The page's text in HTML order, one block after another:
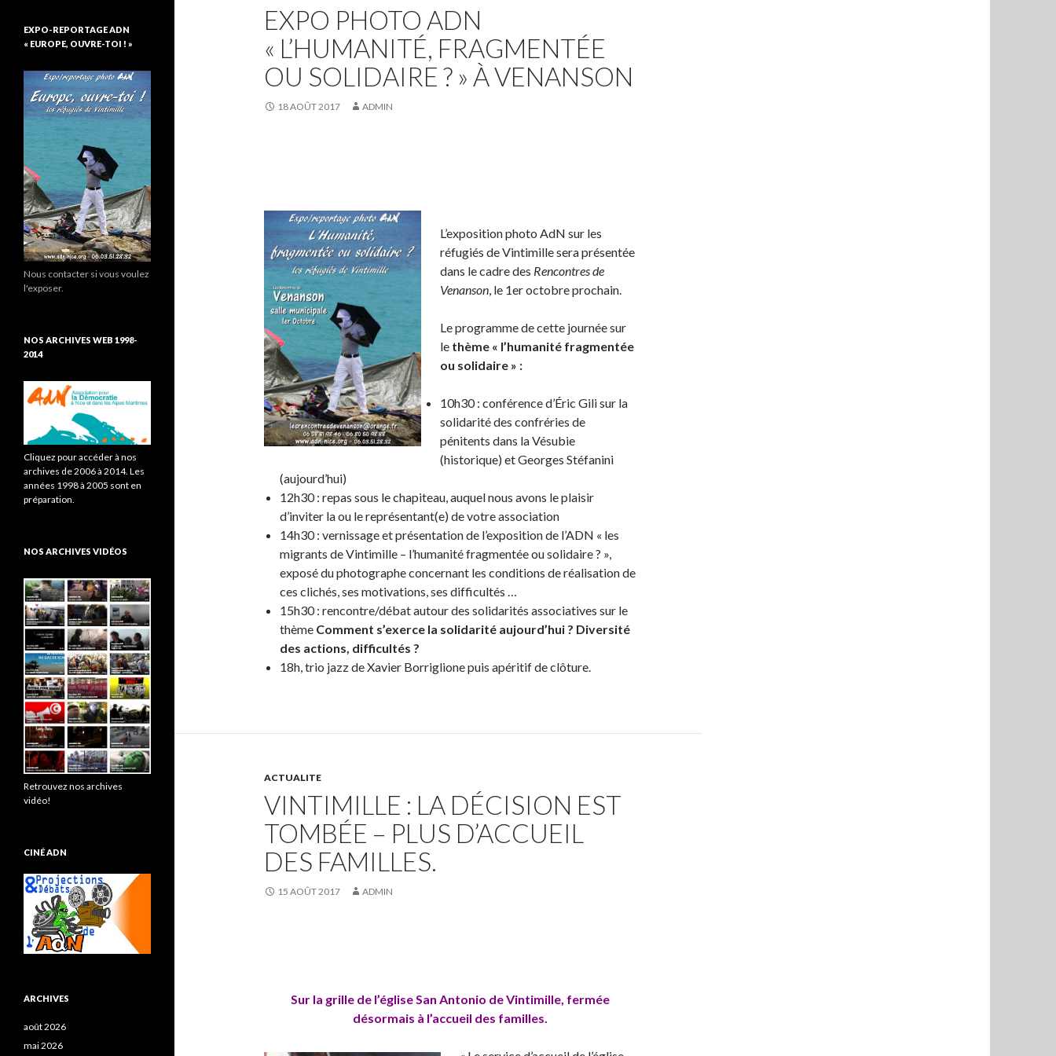
EXPO PHOTO ADN
« L’HUMANITÉ, FRAGMENTÉE
OU SOLIDAIRE ? » À VENANSON
18 AOÛT 2017 ADMIN
L’exposition photo AdN sur les
réfugiés de Vintimille sera présentée
dans le cadre des Rencontres de
Venanson, le 1er octobre prochain.
Le programme de cette journée sur
le thème « l’humanité fragmentée
ou solidaire » :
10h30 : conférence d’Éric Gili sur la
solidarité des confréries de
pénitents dans la Vésubie
(historique) et Georges Stéfanini
(aujourd’hui)
12h30 : repas sous le chapiteau, auquel nous avons le plaisir
d’inviter la ou le représentant(e) de votre association
14h30 : vernissage et présentation de l’exposition de l’ADN « les
migrants de Vintimille – l’humanité fragmentée ou solidaire ? »,
exposé du photographe concernant les conditions de réalisation de
ces clichés, ses motivations, ses difficultés …
15h30 : rencontre/débat autour des solidarités associatives sur le
thème Comment s’exerce la solidarité aujourd’hui ? Diversité
des actions, difficultés ?
18h, trio jazz de Xavier Borriglione puis apéritif de clôture.
ACTUALITE
VINTIMILLE : LA DÉCISION EST
TOMBÉE – PLUS D’ACCUEIL
DES FAMILLES.
15 AOÛT 2017 ADMIN
Sur la grille de l’église San Antonio de Vintimille, fermée
désormais à l’accueil des familles.
EXPO-REPORTAGE ADN
« EUROPE, OUVRE-TOI ! »
Nous contacter si vous voulez
l'exposer.
NOS ARCHIVES WEB 1998-
2014
Cliquez pour accéder à nos
archives de 2006 à 2014. Les
années 1998 à 2005 sont en
préparation.
NOS ARCHIVES VIDÉOS
Retrouvez nos archives
vidéo!
CINÉ ADN
ARCHIVES
août 2026
mai 2026